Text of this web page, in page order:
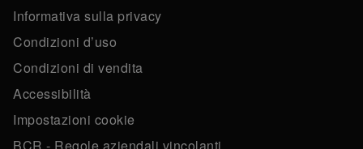
Informativa sulla privacy
Condizioni d’uso
Condizioni di vendita
Accessibilità
Impostazioni cookie